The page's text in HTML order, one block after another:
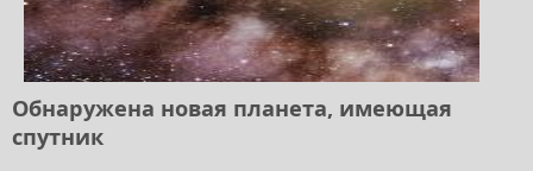
Обнаружена новая планета, имеющая
спутник